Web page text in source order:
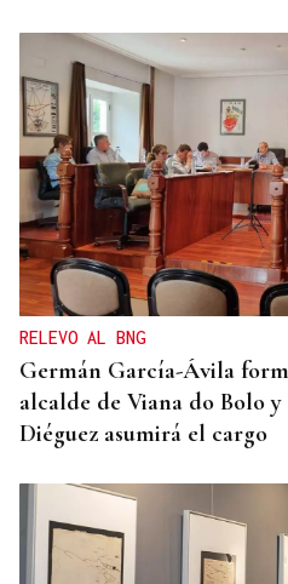
OFERTA DIVERSIFICADA
Las academias de
de los exámenes de
RELEVO AL BNG
Germán García-Ávila
alcalde de Viana do Bolo
Diéguez asumirá el cargo